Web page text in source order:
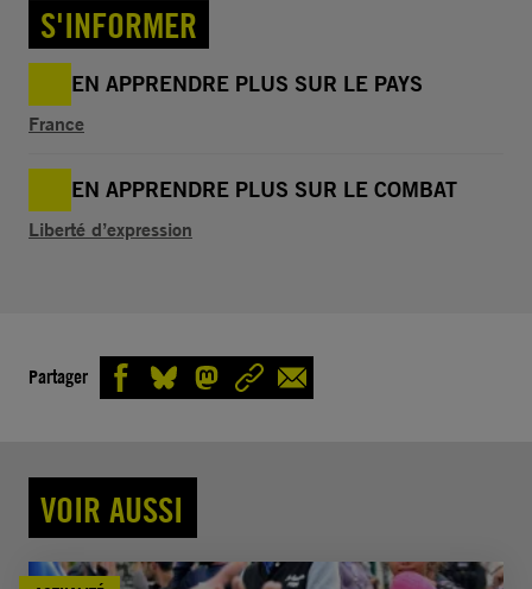
S'INFORMER
EN APPRENDRE PLUS SUR LE PAYS
France
EN APPRENDRE PLUS SUR LE COMBAT
Liberté d’expression
Partager
VOIR AUSSI